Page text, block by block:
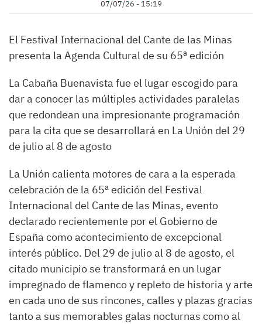
07/07/26 - 15:19
El Festival Internacional del Cante de las Minas
presenta la Agenda Cultural de su 65ª edición
La Cabaña Buenavista fue el lugar escogido para
dar a conocer las múltiples actividades paralelas
que redondean una impresionante programación
para la cita que se desarrollará en La Unión del 29
de julio al 8 de agosto
La Unión calienta motores de cara a la esperada
celebración de la 65ª edición del Festival
Internacional del Cante de las Minas, evento
declarado recientemente por el Gobierno de
España como acontecimiento de excepcional
interés público. Del 29 de julio al 8 de agosto, el
citado municipio se transformará en un lugar
impregnado de flamenco y repleto de historia y arte
en cada uno de sus rincones, calles y plazas gracias
tanto a sus memorables galas nocturnas como al